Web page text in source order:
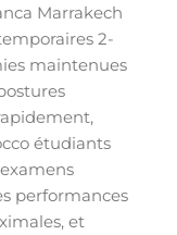
Marrakech
2-
maintenues
étudiants
performances
et